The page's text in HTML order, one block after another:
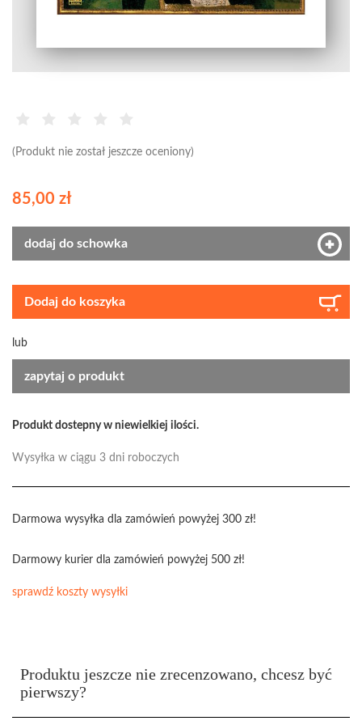
(Produkt nie został jeszcze oceniony)
85,00 zł
dodaj do schowka
Dodaj do koszyka
lub
zapytaj o produkt
Produkt dostepny w niewielkiej ilości.
Wysyłka w ciągu 3 dni roboczych
Darmowa wysyłka dla zamówień powyżej 300 zł!
Darmowy kurier dla zamówień powyżej 500 zł!
sprawdź koszty wysyłki
Produktu jeszcze nie zrecenzowano, chcesz być
pierwszy?